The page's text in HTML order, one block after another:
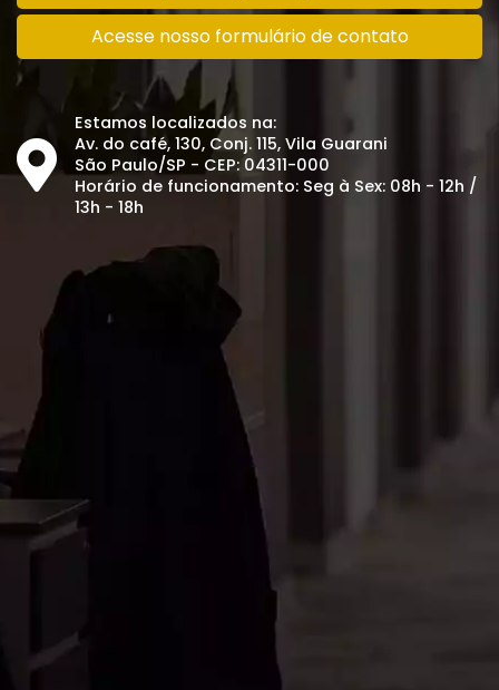
Acesse nosso formulário de contato
Estamos localizados na:
Av. do café, 130, Conj. 115, Vila Guarani
São Paulo/SP - CEP: 04311-000
Horário de funcionamento: Seg à Sex: 08h - 12h /
13h - 18h